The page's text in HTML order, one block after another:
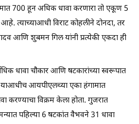
700 हून अधिक धावा करणारा तो एकूण 5
त्याच्याआधी विराट कोहलीने दोनदा, तर
आणि शुबमन गिल यांनी प्रत्येकी एकदा ही
धावा चौकार आणि षटकारांच्या स्वरूपात
याआधीच आयपीएलच्या एका हंगामात
करण्याचा विक्रम केला होता. गुजरात
पहिल्या 6 षटकांत वैभवने 31 धावा